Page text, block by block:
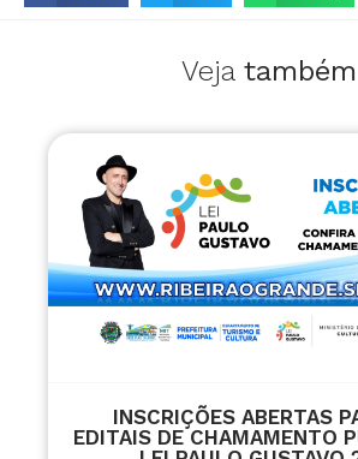
Veja também
INSCRIÇÕES ABERTAS
EDITAIS DE CHAMAMENTO